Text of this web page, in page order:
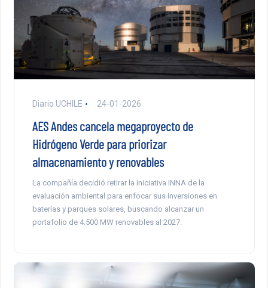
Diario UCHILE 24-01-2026
AES Andes cancela megaproyecto de
Hidrógeno Verde para priorizar
almacenamiento y renovables
La compañía decidió retirar la iniciativa INNA de la
evaluación ambiental para enfocar sus inversiones en
baterías y parques solares, buscando alcanzar un
portafolio de 4.500 MW renovables al 2027.